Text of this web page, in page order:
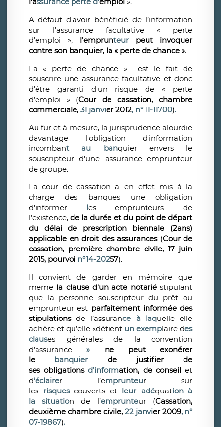
A défaut d'avoir bénéficié de l’information
sur l’assurance facultative « perte
d’emploi », l'emprunteurpeut invoquer
contre son banquier, la « perte de chance ».
La « perte de chance » est le fait de
souscrire une assurance facultative et donc
d’être garanti d'un risque de « perte
d’emploi » (Cour de cassation, chambre
commerciale, 31 janvier 2012, n° 11-11700).
Au fur et à mesure, la jurisprudence alourdie
davantage l'obligation d'information
incombant au banquier envers le
souscripteur d'une assurance emprunteur
de groupe.
La cour de cassation a en effet mis à la
charge des banques une obligation
d'informer les emprunteurs de
l’existence,de la durée et du point de départ
du délai de prescription biennale (2ans)
applicable en droit des assurances(Cour de
cassation, première chambre civile, 17 juin
2015, pourvoi n°14-20257).
Il convient de garder en mémoire que
même la clause d’un acte notariéstipulant
que la personne souscripteur du prêt ou
emprunteur est parfaitement informée des
stipulationsde l’assurance à laquelle elle
adhère et qu’elle «détient un exemplaire des
clauses générales de la convention
d’assurance »
ne peut exonérer
le banquier de justifier de
ses obligationsd’information, de conseil et
d’éclairer l’emprunteur sur
les risquescouverts et leur adéquation à
la
situation de l’emprunteur (Cassation,
deuxième chambre civile, 22 janvier 2009, n°
07-19867).